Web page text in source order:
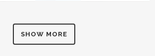
SHOW MORE